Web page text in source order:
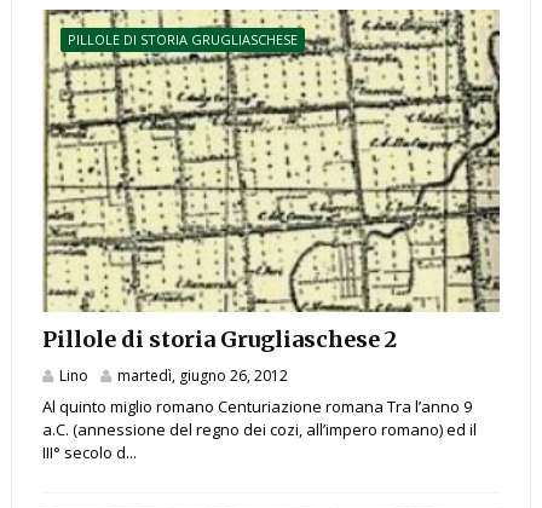
PILLOLE DI STORIA GRUGLIASCHESE
Pillole di storia Grugliaschese 2
Lino martedì, giugno 26, 2012
Al quinto miglio romano Centuriazione romana Tra l’anno 9
a.C. (annessione del regno dei cozi, all’impero romano) ed il
III° secolo d...